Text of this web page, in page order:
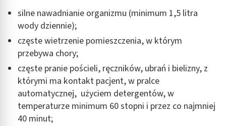
silne nawadnianie organizmu (minimum 1,5 litra
wody dziennie);
częste wietrzenie pomieszczenia, w którym
przebywa chory;
częste pranie pościeli, ręczników, ubrań i bielizny, z
którymi ma kontakt pacjent, w pralce
automatycznej, użyciem detergentów, w
temperaturze minimum 60 stopni i przez co najmniej
40 minut;
Użycie dokładnych danych geolokalizacyjnych
Identyfikowanie urządzeń na podstawie
aktywnie żądanych informacji
Cele przetwarzania inne niż IAB:
Niezbędne
Wydajność (Performance)
Reklama / śledzenie